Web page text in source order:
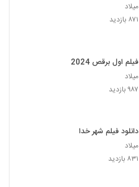
میلاد
۸۷۱ بازدید
فیلم اول برقص 2024
میلاد
۹۸۷ بازدید
دانلود فیلم شهر خدا
میلاد
۸۳۱ بازدید